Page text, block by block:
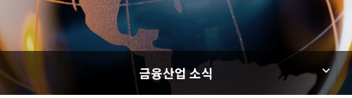
금융산업 소식